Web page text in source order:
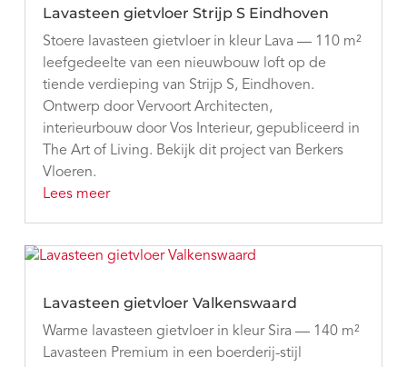
Lavasteen gietvloer Strijp S Eindhoven
Stoere lavasteen gietvloer in kleur Lava — 110 m²
leefgedeelte van een nieuwbouw loft op de
tiende verdieping van Strijp S, Eindhoven.
Ontwerp door Vervoort Architecten,
interieurbouw door Vos Interieur, gepubliceerd in
The Art of Living. Bekijk dit project van Berkers
Vloeren.
Lees meer
Lavasteen gietvloer Valkenswaard
Warme lavasteen gietvloer in kleur Sira — 140 m²
Lavasteen Premium in een boerderij-stijl